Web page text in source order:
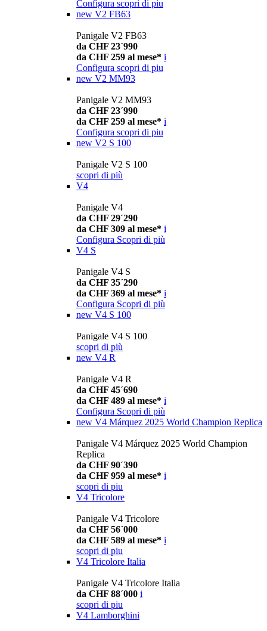
Configura scopri di piu
new V2 FB63
Panigale V2 FB63
da CHF 23´990
da CHF 259 al mese* i
Configura scopri di piu
new V2 MM93
Panigale V2 MM93
da CHF 23´990
da CHF 259 al mese* i
Configura scopri di piu
new V2 S 100
Panigale V2 S 100
scopri di più
V4
Panigale V4
da CHF 29´290
da CHF 309 al mese* i
Configura Scopri di più
V4 S
Panigale V4 S
da CHF 35´290
da CHF 369 al mese* i
Configura Scopri di più
new V4 S 100
Panigale V4 S 100
scopri di più
new V4 R
Panigale V4 R
da CHF 45´690
da CHF 489 al mese* i
Configura Scopri di più
new V4 Márquez 2025 World Champion Replica
Panigale V4 Márquez 2025 World Champion
Replica
da CHF 90´390
da CHF 959 al mese* i
scopri di piu
V4 Tricolore
Panigale V4 Tricolore
da CHF 56´000
da CHF 589 al mese* i
scopri di piu
V4 Tricolore Italia
Panigale V4 Tricolore Italia
da CHF 88´000 i
scopri di piu
V4 Lamborghini